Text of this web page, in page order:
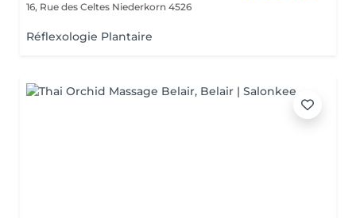
16, Rue des Celtes Niederkorn 4526
Réflexologie Plantaire